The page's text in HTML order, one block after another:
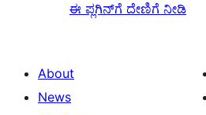
ಈ ಪ್ಲಗಿನ್‌ಗೆ ದೇಣಿಗೆ ನೀಡಿ
About
News